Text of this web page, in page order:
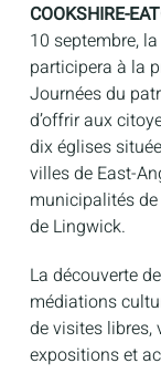
COOKSHIRE-
10 septembre,
participera à la
Journées du
d’offrir aux
dix églises
villes de East-
municipalités
de Lingwick.
La découverte
médiations
de visites libres,
expositions et